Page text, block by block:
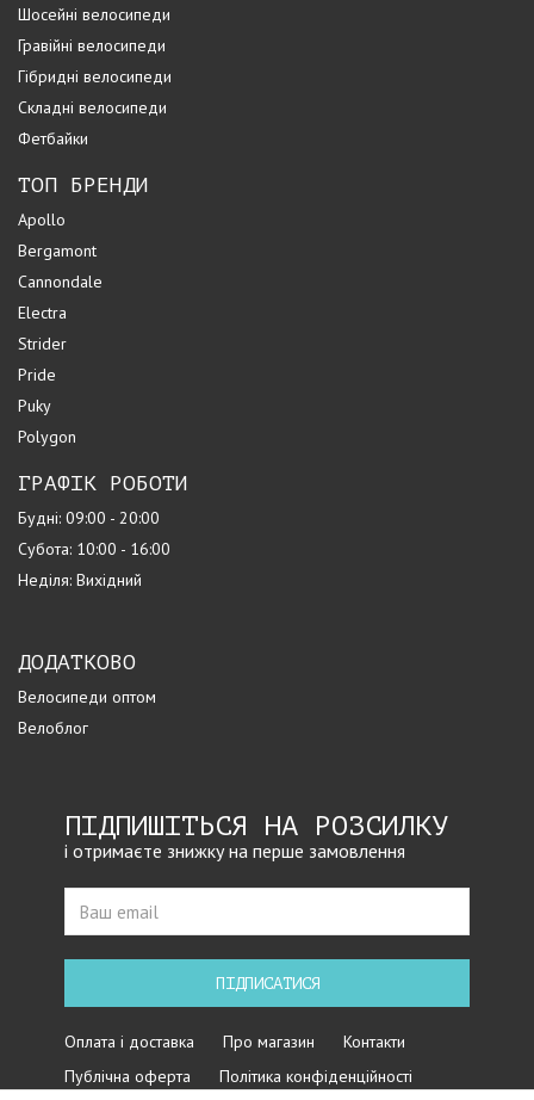
Шосейні велосипеди
Гравійні велосипеди
Гібридні велосипеди
Складні велосипеди
Фетбайки
ТОП БРЕНДИ
Apollo
Bergamont
Cannondale
Electra
Strider
Pride
Puky
Polygon
ГРАФІК РОБОТИ
Будні: 09:00 - 20:00
Субота: 10:00 - 16:00
Неділя: Вихідний
ДОДАТКОВО
Велосипеди оптом
Велоблог
ПІДПИШІТЬСЯ НА РОЗСИЛКУ
і отримаєте знижку на перше замовлення
ПІДПИСАТИСЯ
Оплата і доставка Про магазин
Контакти
Публічна оферта
Політика конфіденційності